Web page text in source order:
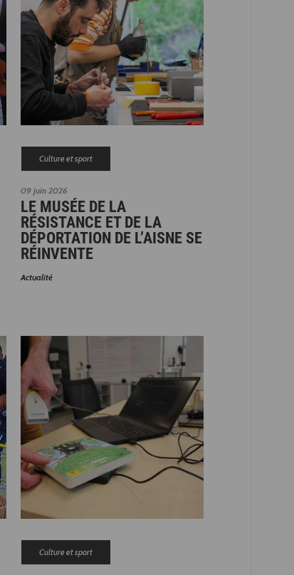
09 juin 2026
Culture et sport
LE MUSÉE DE LA
RÉSISTANCE ET DE LA
DÉPORTATION DE L’AISNE SE
RÉINVENTE
Actualité
Culture et sport